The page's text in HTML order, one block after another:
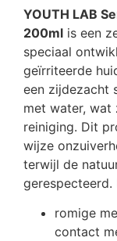
YOUTH LAB
200ml is een
speciaal
geïrriteerde
een zijdezacht
met water, wat
reiniging. Dit
wijze
terwijl de
gerespecteerd.
romige
contact